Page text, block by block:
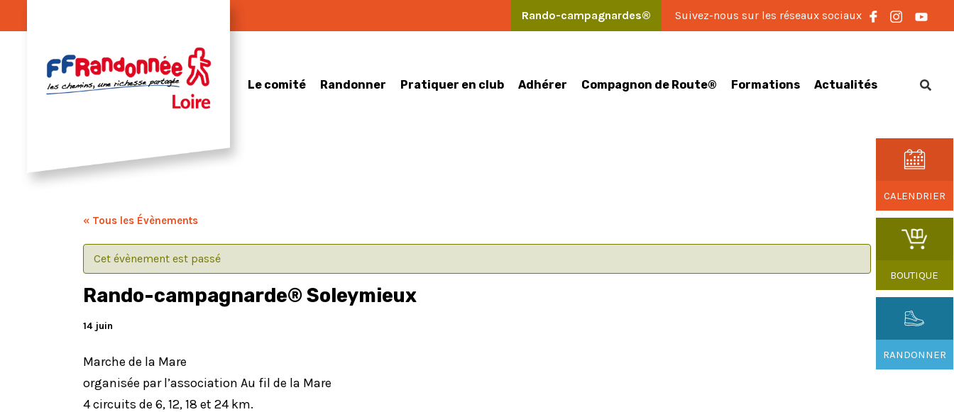
Rando-campagnardes® Suivez-nous sur les réseaux sociaux
Le comité Randonner Pratiquer en club Adhérer Compagnon de Route® Formations Actualités
CALENDRIER
BOUTIQUE
RANDONNER
« Tous les Évènements
Cet évènement est passé
Rando-campagnarde® Soleymieux
14 juin
Marche de la Mare
organisée par l’association Au fil de la Mare
4 circuits de 6, 12, 18 et 24 km.